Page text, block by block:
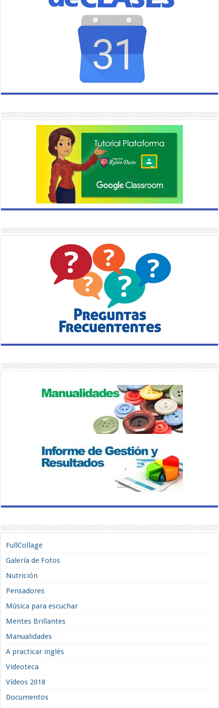
FullCollage
Galería de Fotos
Nutrición
Pensadores
Música para escuchar
Mentes Brillantes
Manualidades
A practicar inglés
Videoteca
Vídeos 2018
Documentos